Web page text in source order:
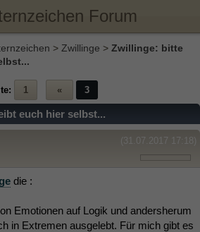
Forum
> Zwillinge > Zwillinge: bitte
1 « 3
euch hier selbst...
(31.07.2017 17:18)
die :
Emotionen auf Logik und andersherum
in Extremen ausgelebt. Für mich gibt es